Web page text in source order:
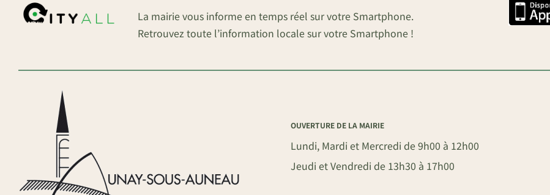
La mairie vous informe en temps réel sur votre Smartphone.
Retrouvez toute l’information locale sur votre Smartphone !
OUVERTURE DE LA MAIRIE
Lundi, Mardi et Mercredi de 9h00 à 12h00
Jeudi et Vendredi de 13h30 à 17h00